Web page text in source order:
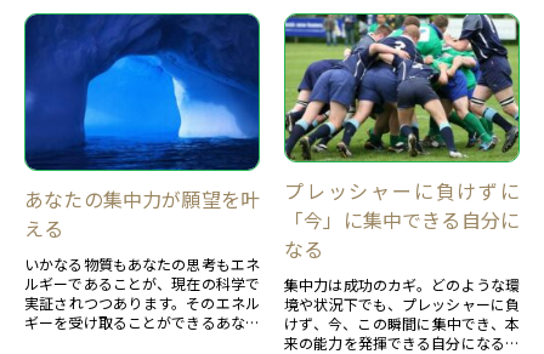
できる自分になりたい。・望みを叶
えられる自分になりたい。・望みを
叶えるツールを持ちたい。それをク
リアーする潜在意識を活用した二つ
の方向を紹介します。
あなたの集中力が願望を叶
える
いかなる物質もあなたの思考もエネ
ルギーであることが、現在の科学で
実証されつつあります。そのエネル
ギーを受け取ることができるあなた
プレッシャーに負けずに
「今」に集中できる自分に
なる
集中力は成功のカギ。どのような環
境や状況下でも、プレッシャーに負
けず、今、この瞬間に集中でき、本
来の能力を発揮できる自分になるた